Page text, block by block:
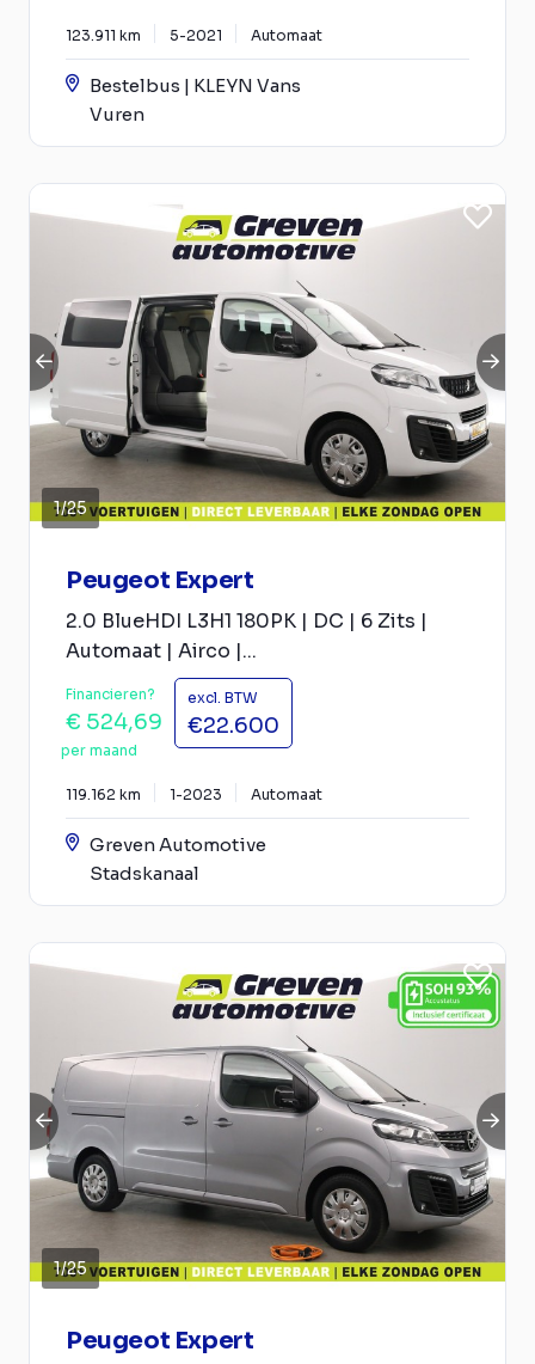
123.911 km 5-2021 Automaat
Bestelbus | KLEYN Vans
Vuren
1/25
Peugeot Expert
2.0 BlueHDI L3H1 180PK | DC | 6 Zits |
Automaat | Airco |...
Financieren?
€ 524,69
per maand
excl. BTW
€22.600
119.162 km 1-2023 Automaat
Greven Automotive
Stadskanaal
1/25
Peugeot Expert